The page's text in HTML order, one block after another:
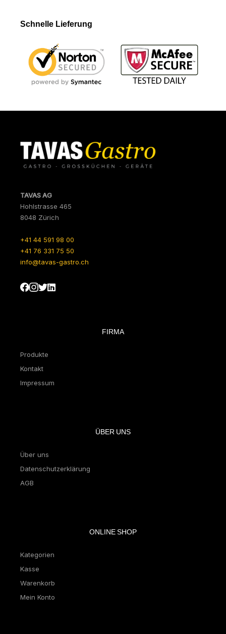
Schnelle Lieferung
TAVAS AG
Hohlstrasse 465
8048 Zürich
+41 44 591 98 00
+41 76 331 75 50
info@tavas-gastro.ch
FIRMA
Produkte
Kontakt
Impressum
ÜBER UNS
Über uns
Datenschutzerklärung
AGB
ONLINE SHOP
Kategorien
Kasse
Warenkorb
Mein Konto